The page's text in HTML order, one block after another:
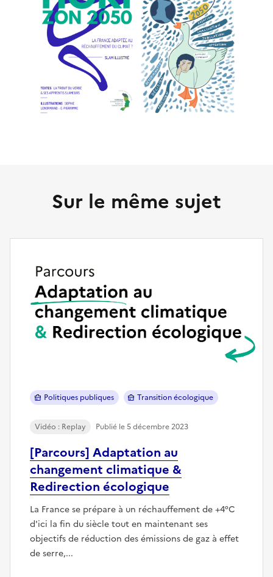
Sur le même sujet
[Parcours] Adaptation au
changement climatique &
Redirection écologique
La France se prépare à un réchauffement de +4°C
d'ici la fin du siècle tout en maintenant ses
objectifs de réduction des émissions de gaz à effet
de serre,...
Politiques publiques Transition écologique
Vidéo : Replay Publié le 5 décembre 2023